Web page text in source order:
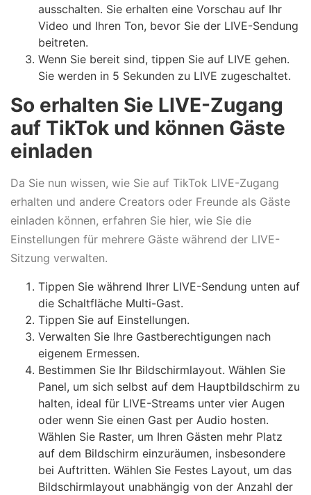
ausschalten. Sie erhalten eine Vorschau auf Ihr
Video und Ihren Ton, bevor Sie der LIVE-Sendung
beitreten.
Wenn Sie bereit sind, tippen Sie auf LIVE gehen.
Sie werden in 5 Sekunden zu LIVE zugeschaltet.
So erhalten Sie LIVE-Zugang
auf TikTok und können Gäste
einladen
Da Sie nun wissen, wie Sie auf TikTok LIVE-Zugang
erhalten und andere Creators oder Freunde als Gäste
einladen können, erfahren Sie hier, wie Sie die
Einstellungen für mehrere Gäste während der LIVE-
Sitzung verwalten.
Tippen Sie während Ihrer LIVE-Sendung unten auf
die Schaltfläche Multi-Gast.
Tippen Sie auf Einstellungen.
Verwalten Sie Ihre Gastberechtigungen nach
eigenem Ermessen.
Bestimmen Sie Ihr Bildschirmlayout. Wählen Sie
Panel, um sich selbst auf dem Hauptbildschirm zu
halten, ideal für LIVE-Streams unter vier Augen
oder wenn Sie einen Gast per Audio hosten.
Wählen Sie Raster, um Ihren Gästen mehr Platz
auf dem Bildschirm einzuräumen, insbesondere
bei Auftritten. Wählen Sie Festes Layout, um das
Bildschirmlayout unabhängig von der Anzahl der